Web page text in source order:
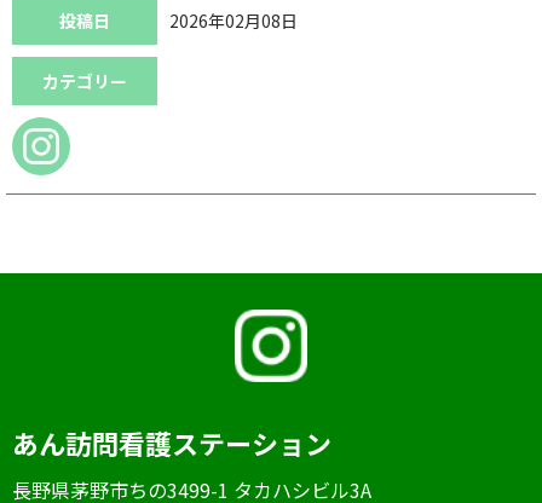
投稿日 2026年02月08日
カテゴリー
あん訪問看護ステーション
⻑野県茅野市ちの3499-1 タカハシビル3A